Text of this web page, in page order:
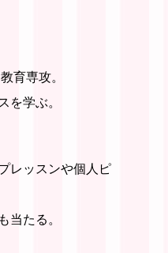
育専攻。
学ぶ。
レッスンや個人ピ
たる。